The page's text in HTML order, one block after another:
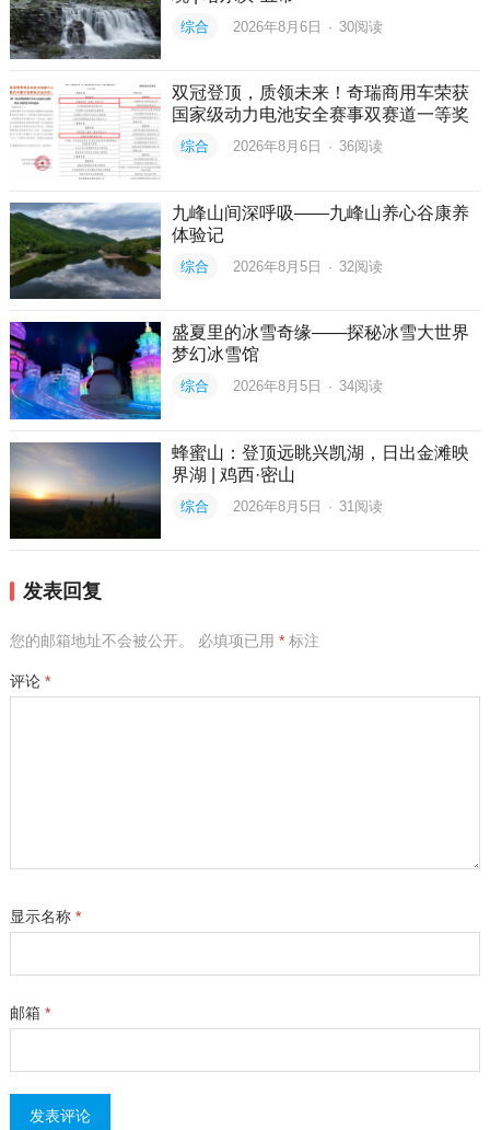
综合 2026年8月6日 · 30阅读
双冠登顶，质领未来！奇瑞商用车荣获
国家级动力电池安全赛事双赛道一等奖
综合 2026年8月6日 · 36阅读
九峰山间深呼吸——九峰山养心谷康养
体验记
综合 2026年8月5日 · 32阅读
盛夏里的冰雪奇缘——探秘冰雪大世界
梦幻冰雪馆
综合 2026年8月5日 · 34阅读
蜂蜜山：登顶远眺兴凯湖，日出金滩映
界湖 | 鸡西·密山
综合 2026年8月5日 · 31 阅读
发表回复
您的邮箱地址不会被公开。 必填项已用 *标注
评论 *
显示名称 *
邮箱 *